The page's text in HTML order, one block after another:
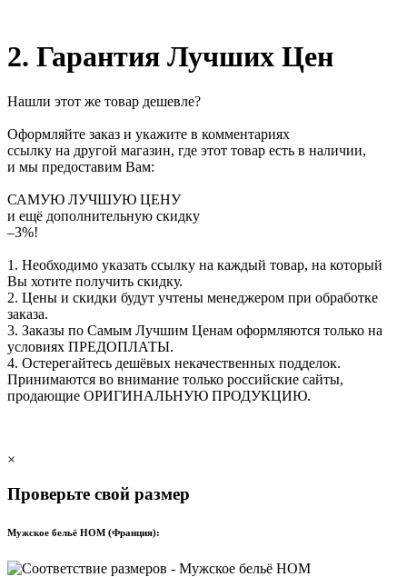
2. Гарантия Лучших Цен
Нашли этот же товар дешевле?
Оформляйте заказ и укажите в комментариях
ссылку на другой магазин, где этот товар есть в наличии,
и мы предоставим Вам:
САМУЮ ЛУЧШУЮ ЦЕНУ
и ещё дополнительную скидку
–3%!
1. Необходимо указать ссылку на каждый товар, на который
Вы хотите получить скидку.
2. Цены и скидки будут учтены менеджером при обработке
заказа.
3. Заказы по Самым Лучшим Ценам оформляются только на
условиях ПРЕДОПЛАТЫ.
4. Остерегайтесь дешёвых некачественных подделок.
Принимаются во внимание только российские сайты,
продающие ОРИГИНАЛЬНУЮ ПРОДУКЦИЮ.
×
Проверьте свой размер
Мужское бельё HOM (Франция):